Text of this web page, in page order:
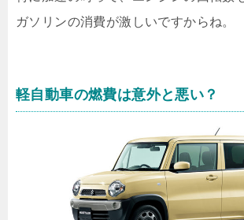
ガソリンの消費が激しいですからね。
軽自動車の燃費は意外と悪い？